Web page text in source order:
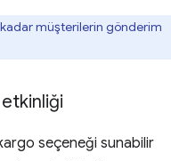
kadar müşterilerin gönderim
seçeneği sunabilir